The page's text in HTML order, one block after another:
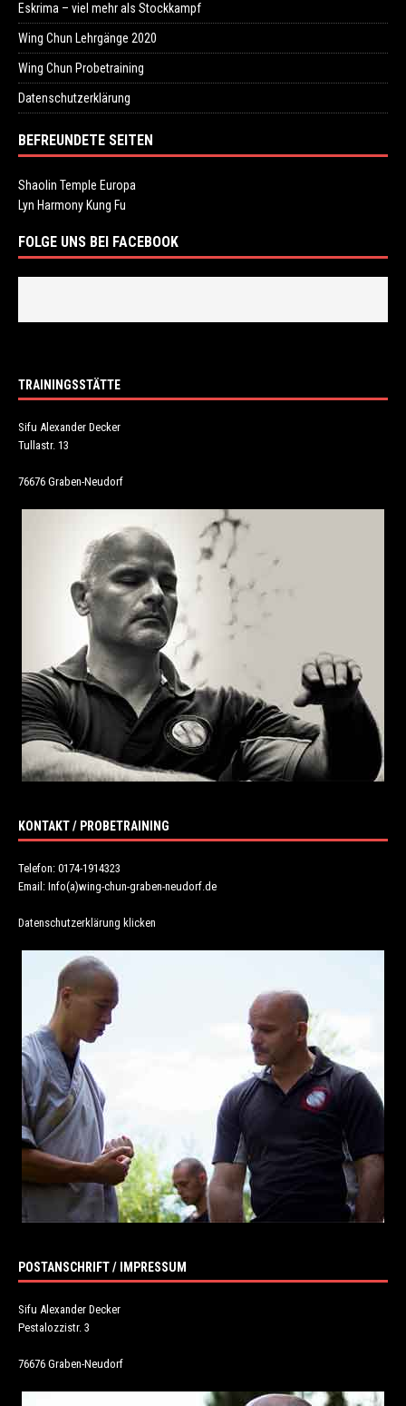
Eskrima – viel mehr als Stockkampf
Wing Chun Lehrgänge 2020
Wing Chun Probetraining
Datenschutzerklärung
BEFREUNDETE SEITEN
Shaolin Temple Europa
Lyn Harmony Kung Fu
FOLGE UNS BEI FACEBOOK
TRAININGSSTÄTTE
Sifu Alexander Decker
Tullastr. 13
76676 Graben-Neudorf
KONTAKT / PROBETRAINING
Telefon: 0174-1914323
Email: Info(a)wing-chun-graben-neudorf.de
Datenschutzerklärung klicken
POSTANSCHRIFT / IMPRESSUM
Sifu Alexander Decker
Pestalozzistr. 3
76676 Graben-Neudorf